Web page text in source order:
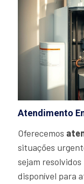
Atendimento
Oferecemos
situações
sejam
disponível para